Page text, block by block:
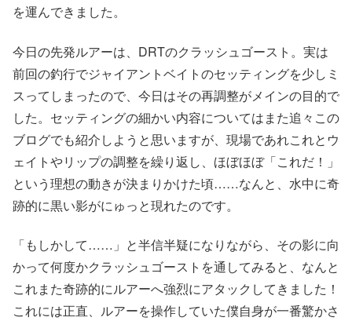
を運んできました。
今日の先発ルアーは、DRTのクラッシュゴースト。実は
前回の釣行でジャイアントベイトのセッティングを少しミ
スってしまったので、今日はその再調整がメインの目的で
した。セッティングの細かい内容についてはまた追々この
ブログでも紹介しようと思いますが、現場であれこれとウ
ェイトやリップの調整を繰り返し、ほぼほぼ「これだ！」
という理想の動きが決まりかけた頃……なんと、水中に奇
跡的に黒い影がにゅっと現れたのです。
「もしかして……」と半信半疑になりながら、その影に向
かって何度かクラッシュゴーストを通してみると、なんと
これまた奇跡的にルアーへ強烈にアタックしてきました！
これには正直、ルアーを操作していた僕自身が一番驚かさ